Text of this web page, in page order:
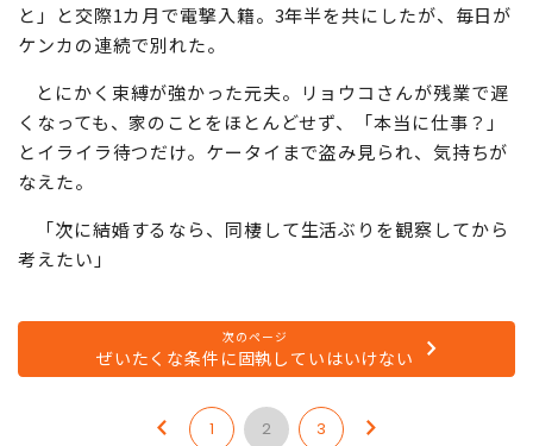
と」と交際1カ月で電撃入籍。3年半を共にしたが、毎日が
ケンカの連続で別れた。
とにかく束縛が強かった元夫。リョウコさんが残業で遅
くなっても、家のことをほとんどせず、「本当に仕事？」
とイライラ待つだけ。ケータイまで盗み見られ、気持ちが
なえた。
「次に結婚するなら、同棲して生活ぶりを観察してから
考えたい」
次のページ
ぜいたくな条件に固執していはいけない
1 2 3